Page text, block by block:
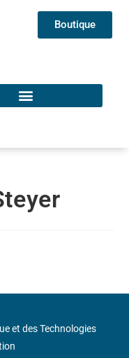
Boutique
et des Technologies